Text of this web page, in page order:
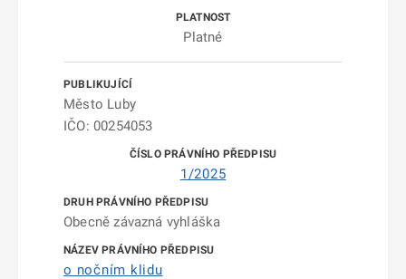
Platné
Město Luby
IČO: 00254053
1/2025
Obecně závazná vyhláška
o nočním klidu